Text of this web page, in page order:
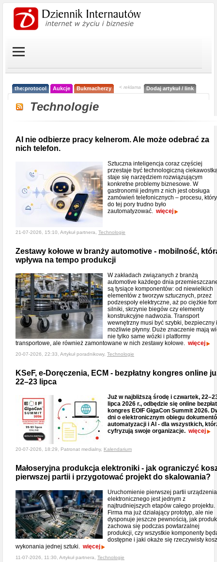
the:protocol Aukcje Bukmacherzy < reklama Dodaj artykuł / link
Technologie
AI nie odbierze pracy kelnerom. Ale może odebrać za
nich telefon.
Sztuczna inteligencja coraz częściej
przestaje być technologiczną
staje się narzędziem rozwiązującym
konkretne problemy biznesowe. W
gastronomii jednym z nich jest obsługa
zamówień telefonicznych – procesu, który
do tej pory trudno było
zautomatyzować. więcej
21-07-2026, 15:10, Artykuł partnera, Technologie
Zestawy kołowe w branży automotive - mobilność,
wpływa na tempo produkcji
W zakładach związanych z branżą
automotive każdego dnia
są tysiące komponentów: od niewielkich
elementów z tworzyw sztucznych, przez
podzespoły elektryczne, aż po ciężkie
silniki, skrzynie biegów czy elementy
konstrukcyjne nadwozia. Transport
wewnętrzny musi być szybki, bezpieczny i
możliwie płynny. Duże znaczenie mają
nie tylko same wózki i platformy
transportowe, ale również zamontowane w nich zestawy kołowe. więcej
20-07-2026, 22:33, Artykuł poradnikowy, Technologie
KSeF, e-Doręczenia, ECM - bezpłatny kongres online
22–23 lipca
Już w najbliższą środę i czwartek,
lipca 2026 r., odbędzie się online
kongres EOIF GigaCon Summit 2026.
dni o elektronicznym obiegu
automatyzacji i AI - dla wszystkich,
cyfryzują swoje organizacje. więcej
20-07-2026, 18:29, Patronat medialny, Kalendarium
Małoseryjna produkcja elektroniki - jak ograniczyć
pierwszej partii i przygotować projekt do skalowania?
Uruchomienie pierwszej partii urządzenia
elektronicznego jest jednym z
najtrudniejszych etapów całego projektu.
Firma ma już działający prototyp, ale nie
dysponuje jeszcze pewnością, jak
zachowa się podczas powtarzalnej
produkcji, czy wszystkie komponenty
dostępne i jaki okaże się rzeczywisty
wykonania jednej sztuki. więcej
11-07-2026, 11:30, Artykuł partnera, Technologie